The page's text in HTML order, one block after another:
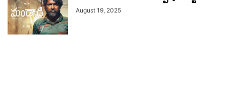
August 19, 2025